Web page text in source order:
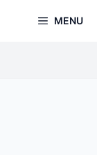
MENU